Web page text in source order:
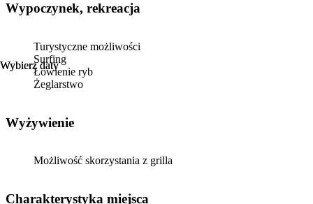
Wybierz daty
Wybierz daty
Wypoczynek, rekreacja
Turystyczne możliwości
Surfing
Łowienie ryb
Żeglarstwo
Wyżywienie
Możliwość skorzystania z grilla
Charakterystyka miejsca